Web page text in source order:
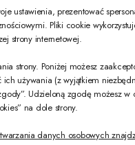
ustawienia, prezentować
Pliki cookie
strony internetowej.
strony. Poniżej możesz
ich używania (z wyjątkiem
Udzieloną zgodę możesz w
na dole strony.
danych osobowych